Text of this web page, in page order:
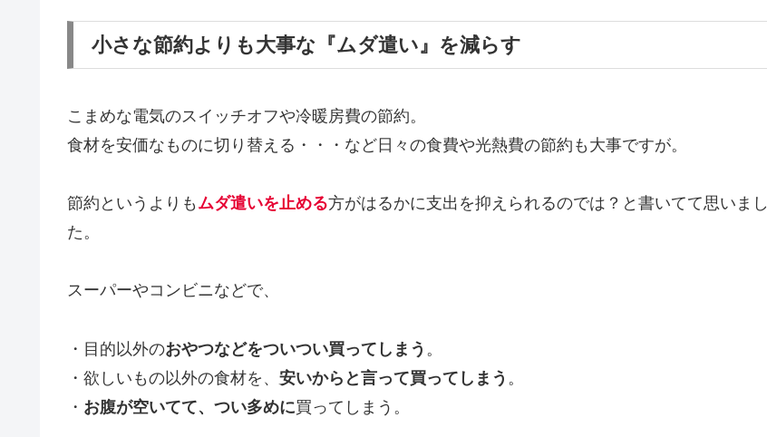
小さな節約よりも大事な『ムダ遣い』を減らす
こまめな電気のスイッチオフや冷暖房費の節約。
食材を安価なものに切り替える・・・など日々の食費や光熱費の節約も大事ですが。
節約というよりも ムダ遣いを止める方がはるかに支出を抑えられるのでは？と書いてて思いまし
た。
スーパーやコンビニなどで、
・目的以外のおやつなどをついつい買ってしまう 。
・欲しいもの以外の食材を、 安いからと言って買ってしまう 。
・ お腹が空いてて、つい多めに買ってしまう。